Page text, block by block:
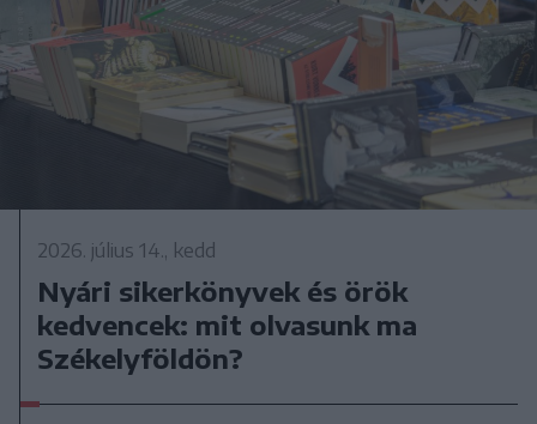
2026. július 14., kedd
Nyári sikerkönyvek és örök
kedvencek: mit olvasunk ma
Székelyföldön?